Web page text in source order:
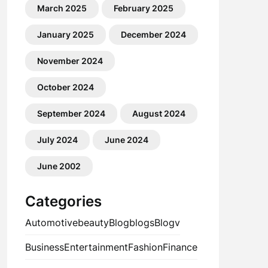
March 2025 February 2025
January 2025 December 2024
November 2024
October 2024
September 2024 August 2024
July 2024 June 2024
June 2002
Categories
AutomotivebeautyBlogblogsBlogv
BusinessEntertainmentFashionFinance